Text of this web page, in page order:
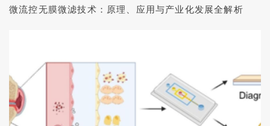
微流控无膜微滤技术：原理、应用与产业化发展全解析